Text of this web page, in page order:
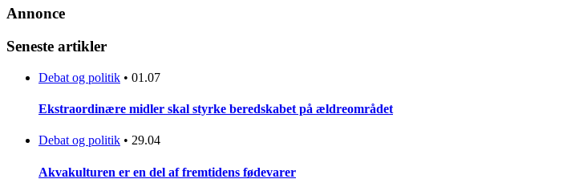
Annonce
Seneste artikler
Debat og politik • 01.07
Ekstraordinære midler skal styrke beredskabet på ældreområdet
Debat og politik • 29.04
Akvakulturen er en del af fremtidens fødevarer